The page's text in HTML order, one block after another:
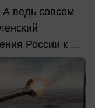
А ведь совсем
России к ...